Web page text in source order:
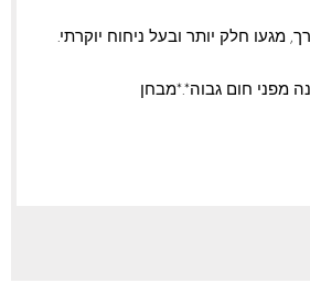
מגעו חלק יותר ובעל ניחוח יוקרתי.
מפני חום גבוה*.*מבחן